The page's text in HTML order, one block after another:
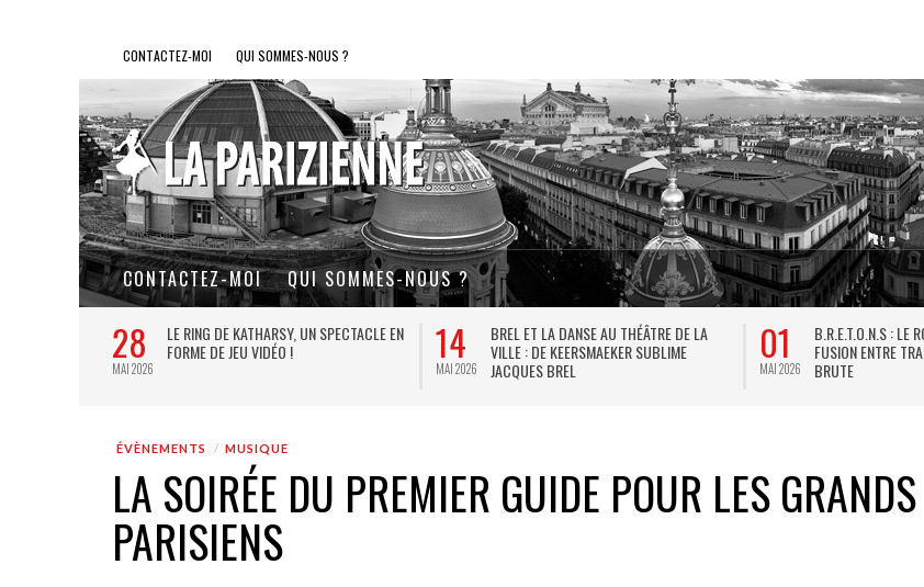
CONTACTEZ-MOI QUI SOMMES-NOUS ?
CONTACTEZ-MOI QUI SOMMES-NOUS ?
À COUPER LE SOUFFLE AU
FRAMES IMPRESSIONNE PETITS ET
27
LA GOULUE : LE COUP DE CŒUR
THÉÂTRAL DE L’ÉTÉ PARISIEN
10
JUIN 2026
LA VERSION INTERDITE DU TARTUFFE DE
MOLIÈRE, PLAISIR DE LA LANGUE ET DE
31
ÉVÈNEMENTS MUSIQUE
LA SOIRÉE DU PREMIER GUIDE POUR LES GRANDS
PARISIENS